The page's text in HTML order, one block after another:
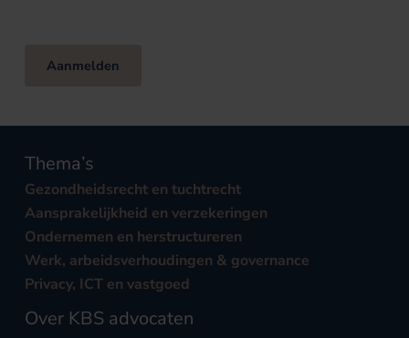
Aanmelden
Thema’s
Gezondheidsrecht en tuchtrecht
Aansprakelijkheid en verzekeringen
Ondernemen en herstructureren
Werk, arbeidsverhoudingen & governance
Privacy, ICT en vastgoed
Over KBS advocaten